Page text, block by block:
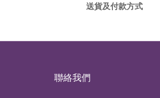
送貨及付款方式
聯絡我們